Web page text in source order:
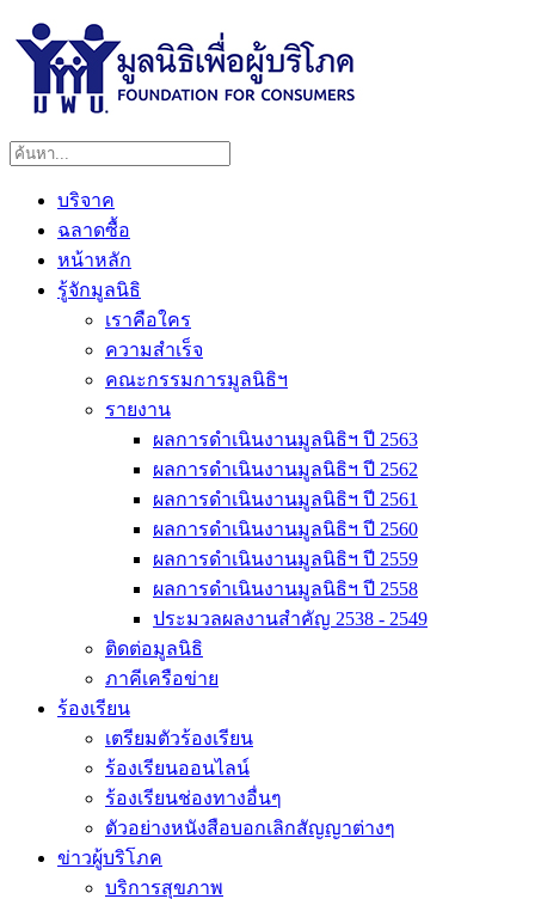
บริจาค
ฉลาดซื้อ
หน้าหลัก
รู้จักมูลนิธิ
เราคือใคร
ความสำเร็จ
คณะกรรมการมูลนิธิฯ
รายงาน
ผลการดำเนินงานมูลนิธิฯ ปี 2563
ผลการดำเนินงานมูลนิธิฯ ปี 2562
ผลการดำเนินงานมูลนิธิฯ ปี 2561
ผลการดำเนินงานมูลนิธิฯ ปี 2560
ผลการดำเนินงานมูลนิธิฯ ปี 2559
ผลการดำเนินงานมูลนิธิฯ ปี 2558
ประมวลผลงานสำคัญ 2538 - 2549
ติดต่อมูลนิธิ
ภาคีเครือข่าย
ร้องเรียน
เตรียมตัวร้องเรียน
ร้องเรียนออนไลน์
ร้องเรียนช่องทางอื่นๆ
ตัวอย่างหนังสือบอกเลิกสัญญาต่างๆ
ข่าวผู้บริโภค
บริการสุขภาพ